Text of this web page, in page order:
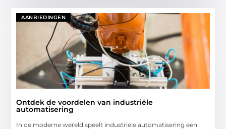
AANBIEDINGEN
Ontdek de voordelen van industriële
automatisering
In de moderne wereld speelt industriële automatisering een